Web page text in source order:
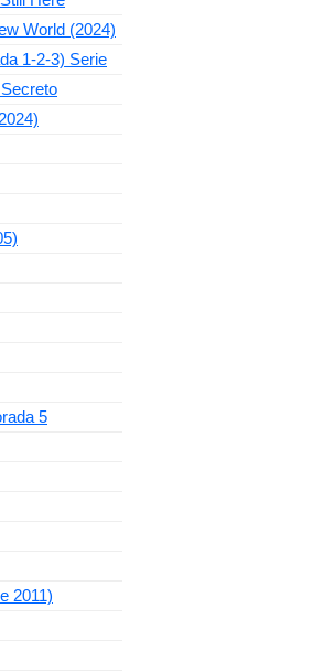
World (2024)
1-2-3) Serie
5
2011)